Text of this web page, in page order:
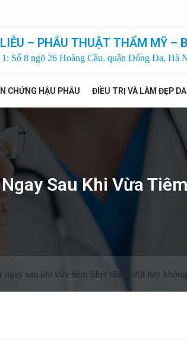
– PHẪU THUẬT THẨM MỸ –
1: Số 8 ngõ 26 Hoàng Cầu, quận Đống Đa, Hà
CHỨNG HẬU PHẪU ĐIỀU TRỊ VÀ LÀM ĐẸP DA
Sau Khi Vừa
ngay sau khi vừa tiêm filler rãnh cười hay